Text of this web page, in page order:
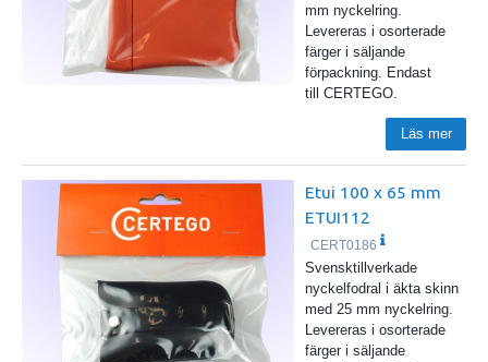
mm nyckelring.
Levereras i osorterade
färger i säljande
förpackning. Endast
till CERTEGO.
Läs mer
Etui 100 x 65 mm
ETUI112
CERT0186
Svensktillverkade
nyckelfodral i äkta skinn
med 25 mm nyckelring.
Levereras i osorterade
färger i säljande